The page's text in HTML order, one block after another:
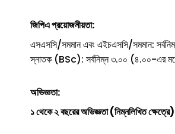
জিপিএ প্রয়োজনীয়তা:
এসএসসি/সমমান এবং এইচএসসি/সমমান:
স্নাতক (BSc): সর্বনিম্ন ৩.০০ (৪.০০-এর
অভিজ্ঞতা:
১ থেকে ২ বছরের অভিজ্ঞতা (নিম্নলিখিত